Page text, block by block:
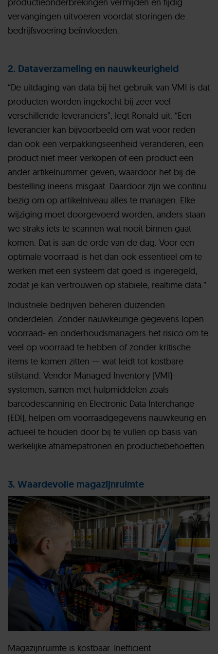
productieonderbrekingen vermijden en tijdig
vervangingen uitvoeren voordat storingen de
bedrijfsvoering beïnvloeden.
2. Dataverzameling en nauwkeurigheid
“De uitdaging van data bij het gebruik van VMI is dat
producten worden ingekocht bij zeer veel
verschillende leveranciers”, legt Ronald uit. “Een
leverancier kan bijvoorbeeld om wat voor reden
dan ook een verpakkingseenheid veranderen, een
product niet meer verkopen of een product een
ander artikelnummer geven, waardoor het bij de
bestelling ineens misgaat. Daardoor zijn we continu
bezig om op artikelniveau alles te managen. Elke
wijziging moet doorgevoerd worden, anders staan
we straks iets te scannen wat nooit binnen gaat
komen. Dat is aan de orde van de dag. Voor een
optimale voorraad is het dan ook essentieel om te
werken met een systeem dat goed is ingeregeld,
zodat je kan vertrouwen op stabiele, realtime data.”
Industriële bedrijven beheren duizenden
onderdelen. Zonder nauwkeurige gegevens lopen
voorraad- en onderhoudsmanagers het risico om te
veel op voorraad te hebben of zonder kritische
items te komen zitten — wat leidt tot kostbare
stilstand. Vendor Managed Inventory (VMI)-
systemen, samen met hulpmiddelen zoals
barcodescanning en Electronic Data Interchange
(EDI), helpen om voorraadgegevens nauwkeurig en
actueel te houden door bij te vullen op basis van
werkelijke afnamepatronen en productiebehoeften.
3. Waardevolle magazijnruimte
Magazijnruimte is kostbaar. Inefficiënt